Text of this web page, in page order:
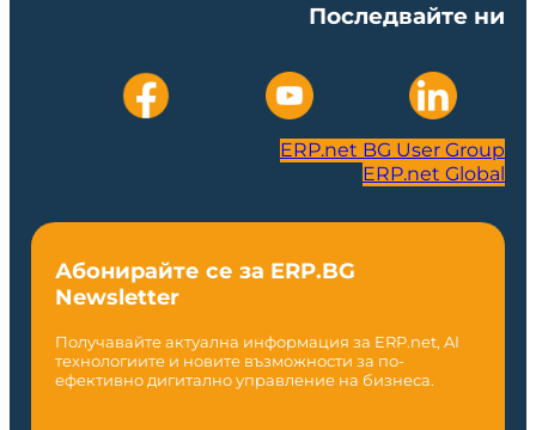
Последвайте ни
ERP.net BG User Group
ERP.net Global
Абонирайте се за ERP.BG
Newsletter
Получавайте актуална информация за ERP.net, AI
технологиите и новите възможности за по-
ефективно дигитално управление на бизнеса.